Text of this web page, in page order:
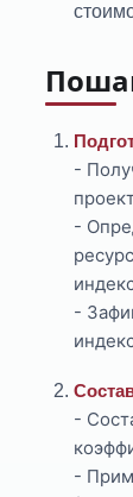
-
-
-
-
-